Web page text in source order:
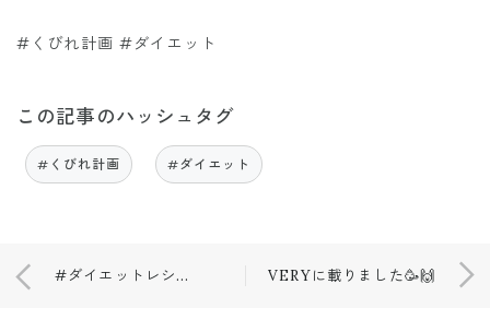
#くびれ計画 #ダイエット
この記事のハッシュタグ
#くびれ計画 #ダイエット
#ダイエットレシピ #痩せ麺 VERYに載りました🥳🙌